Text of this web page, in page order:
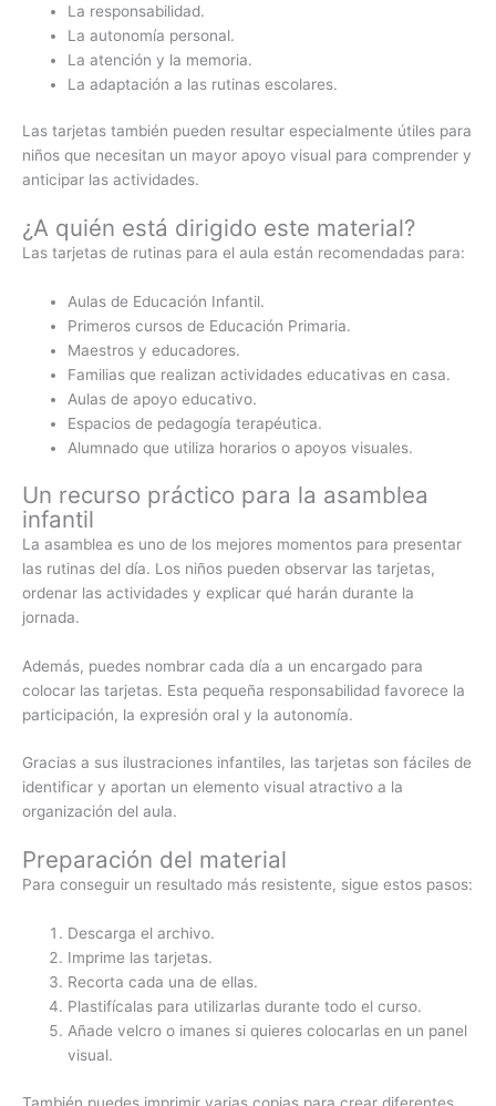
La responsabilidad.
La autonomía personal.
La atención y la memoria.
La adaptación a las rutinas escolares.
Las tarjetas también pueden resultar especialmente útiles para
niños que necesitan un mayor apoyo visual para comprender y
anticipar las actividades.
¿A quién está dirigido este material?
Las tarjetas de rutinas para el aula están recomendadas para:
Aulas de Educación Infantil.
Primeros cursos de Educación Primaria.
Maestros y educadores.
Familias que realizan actividades educativas en casa.
Aulas de apoyo educativo.
Espacios de pedagogía terapéutica.
Alumnado que utiliza horarios o apoyos visuales.
Un recurso práctico para la asamblea
infantil
La asamblea es uno de los mejores momentos para presentar
las rutinas del día. Los niños pueden observar las tarjetas,
ordenar las actividades y explicar qué harán durante la
jornada.
Además, puedes nombrar cada día a un encargado para
colocar las tarjetas. Esta pequeña responsabilidad favorece la
participación, la expresión oral y la autonomía.
Gracias a sus ilustraciones infantiles, las tarjetas son fáciles de
identificar y aportan un elemento visual atractivo a la
organización del aula.
Preparación del material
Para conseguir un resultado más resistente, sigue estos pasos:
Descarga el archivo.
Imprime las tarjetas.
Recorta cada una de ellas.
Plastifícalas para utilizarlas durante todo el curso.
Añade velcro o imanes si quieres colocarlas en un panel
visual.
También puedes imprimir varias copias para crear diferentes